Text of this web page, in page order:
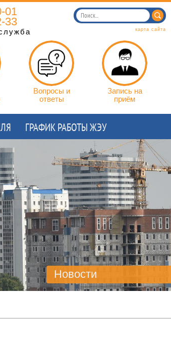
01
33
карта сайта
Вопросы и
ответы
Запись на
приём
ГРАФИК РАБОТЫ ЖЭУ
Новости